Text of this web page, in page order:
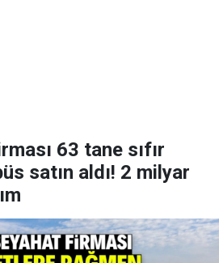
63 tane sıfır
satın aldı! 2 milyar